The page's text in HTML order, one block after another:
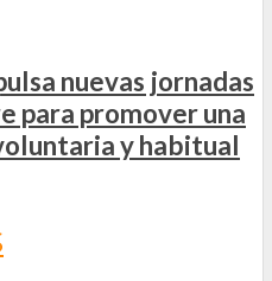
nuevas jornadas
para promover una
y habitual